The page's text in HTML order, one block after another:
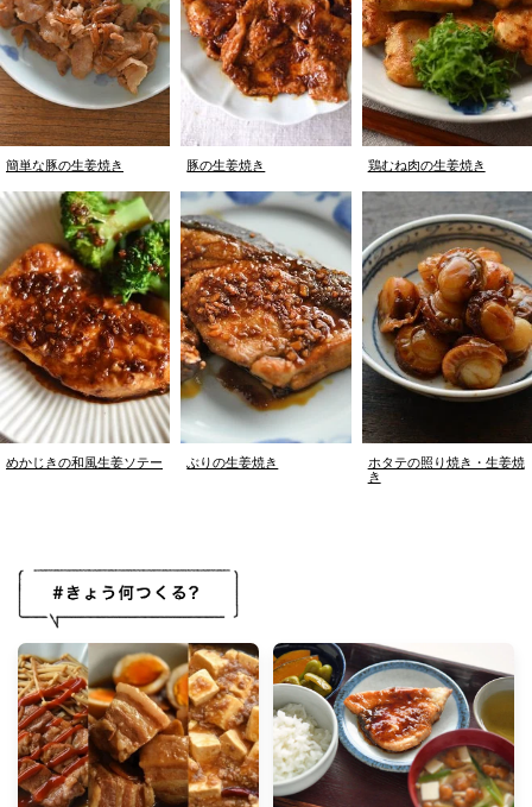
簡単な豚の生姜焼き 豚の生姜焼き 鶏むね肉の生姜焼き
めかじきの和風生姜ソテー ぶりの生姜焼き
ホタテの照り焼き・生姜焼
き